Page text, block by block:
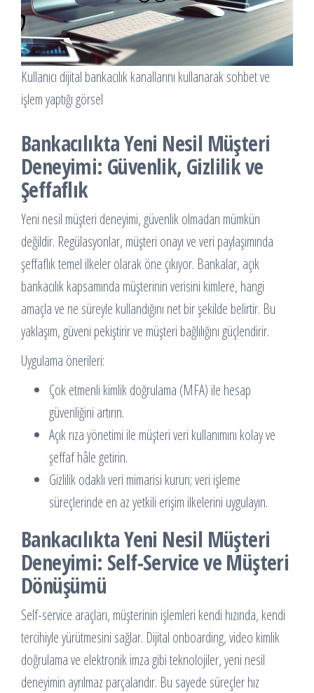
Kullanıcı dijital bankacılık kanallarını kullanarak sohbet ve
işlem yaptığı görsel
Bankacılıkta Yeni Nesil Müşteri
Deneyimi: Güvenlik, Gizlilik ve
Şeffaflık
Yeni nesil müşteri deneyimi, güvenlik olmadan mümkün
değildir. Regülasyonlar, müşteri onayı ve veri paylaşımında
şeffaflık temel ilkeler olarak öne çıkıyor. Bankalar, açık
bankacılık kapsamında müşterinin verisini kimlere, hangi
amaçla ve ne süreyle kullandığını net bir şekilde belirtir. Bu
yaklaşım, güveni pekiştirir ve müşteri bağlılığını güçlendirir.
Uygulama önerileri:
Çok etmenli kimlik doğrulama (MFA) ile hesap
güvenliğini artırın.
Açık rıza yönetimi ile müşteri veri kullanımını kolay ve
şeffaf hâle getirin.
Gizlilik odaklı veri mimarisi kurun; veri işleme
süreçlerinde en az yetkili erişim ilkelerini uygulayın.
Bankacılıkta Yeni Nesil Müşteri
Deneyimi: Self-Service ve Müşteri
Dönüşümü
Self-service araçları, müşterinin işlemleri kendi hızında, kendi
tercihiyle yürütmesini sağlar. Dijital onboarding, video kimlik
doğrulama ve elektronik imza gibi teknolojiler, yeni nesil
deneyimin ayrılmaz parçalarıdır. Bu sayede süreçler hız